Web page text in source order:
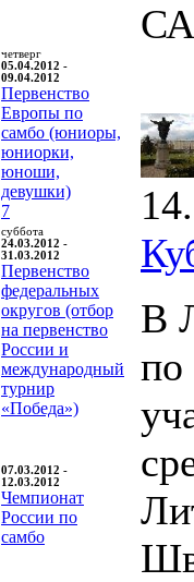
четверг
05.04.2012 -
09.04.2012
Первенство
Европы по
самбо (юниоры,
юниорки,
юноши,
девушки)
7
суббота
24.03.2012 -
31.03.2012
Первенство
федеральных
округов (отбор
на первенство
России и
международный
турнир
«Победа»)
07.03.2012 -
12.03.2012
Чемпионат
России по
самбо
В